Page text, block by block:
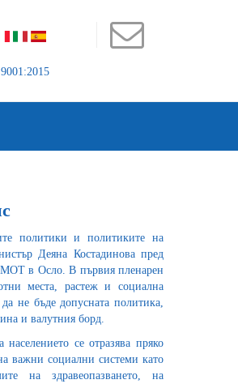
политики и политиките на
Деяна Костадинова пред
МОТ в Осло. В първия пленарен
места, растеж и социална
не бъде допусната политика,
и валутния борд.
се отразява пряко
важни социални системи като
на здравеопазването, на